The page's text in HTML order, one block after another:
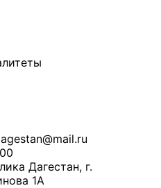
Дагестан, г.
1А